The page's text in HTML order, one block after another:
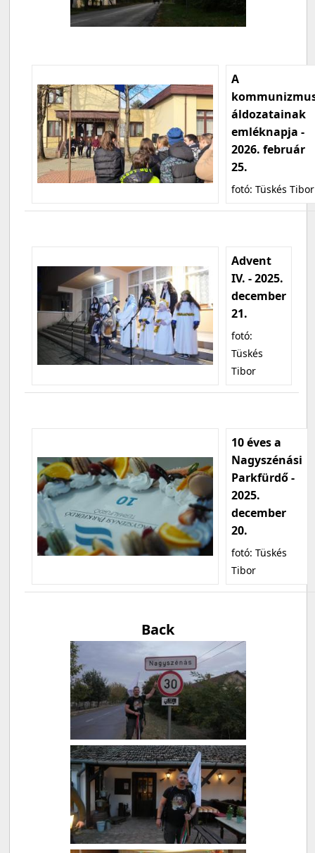
A
áldozatainak
emléknapja -
2026. február
25.
fotó: Tüskés Tibor
Advent
IV. - 2025.
december
21.
fotó:
Tüskés
Tibor
10 éves a
Nagyszénási
Parkfürdő -
2025.
december
20.
fotó: Tüskés
Tibor
Back